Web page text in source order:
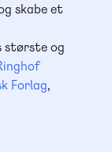
skabe et
største og
Forlag,